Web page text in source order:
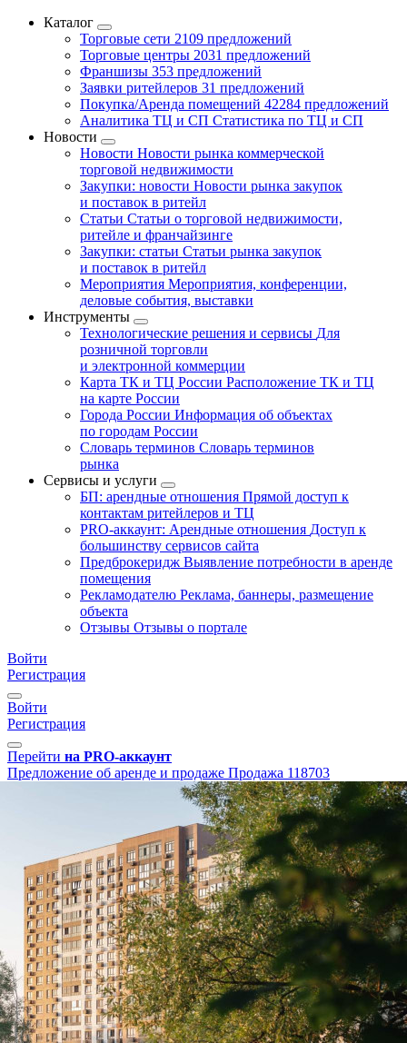
Каталог
Торговые сети 2109 предложений
Торговые центры 2031 предложений
Франшизы 353 предложений
Заявки ритейлеров 31 предложений
Покупка/Аренда помещений 42284 предложений
Аналитика ТЦ и СП Статистика по ТЦ и СП
Новости
Новости Новости рынка коммерческой
торговой недвижимости
Закупки: новости Новости рынка закупок
и поставок в ритейл
Статьи Статьи о торговой недвижимости,
ритейле и франчайзинге
Закупки: статьи Статьи рынка закупок
и поставок в ритейл
Мероприятия Мероприятия, конференции,
деловые события, выставки
Инструменты
Технологические решения и сервисы Для
розничной торговли
и электронной коммерции
Карта ТК и ТЦ России Расположение ТК и ТЦ
на карте России
Города России Информация об объектах
по городам России
Словарь терминов Словарь терминов
рынка
Сервисы и услуги
БП: арендные отношения Прямой доступ к
контактам ритейлеров и ТЦ
PRO-аккаунт: Арендные отношения Доступ к
большинству сервисов сайта
Предброкеридж Выявление потребности в аренде
помещения
Рекламодателю Реклама, баннеры, размещение
объекта
Отзывы Отзывы о портале
Войти
Регистрация
Войти
Регистрация
Перейти на PRO-аккаунт
Предложение об аренде и продаже Продажа 118703